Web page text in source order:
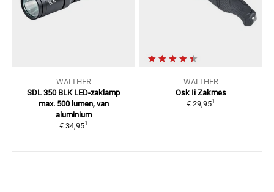
WALTHER
SDL 350 BLK LED-zaklamp
max. 500 lumen, van
aluminium
€ 34,951
WALTHER
Osk Ii Zakmes
€ 29,951